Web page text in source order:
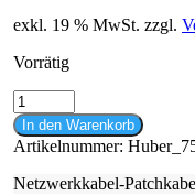
exkl. 19 % MwSt. zzgl.
Vorrätig
Patchkabel
cat
6
S/FTP
PIMF
In den Warenkorb
Artikelnummer:
Netzwerkkabel-